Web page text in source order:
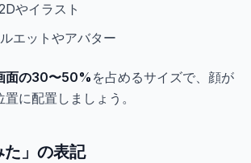
やイラスト
エットやアバター
面の30〜50%を占めるサイズで、顔が
に配置しましょう。
」の表記